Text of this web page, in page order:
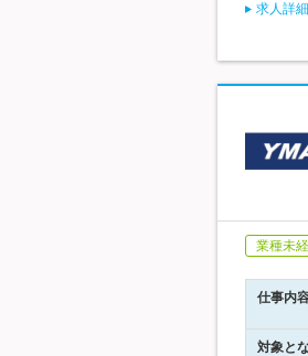
求人詳
業種未
仕事内
対象と